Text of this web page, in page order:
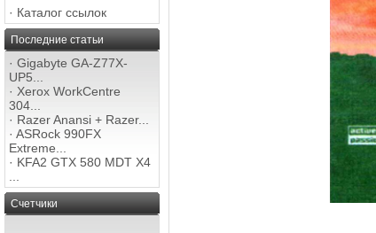
· Каталог ссылок
Последние статьи
· Gigabyte GA-Z77X-
UP5...
· Xerox WorkCentre
304...
· Razer Anansi + Razer...
· ASRock 990FX
Extreme...
· KFA2 GTX 580 MDT X4
Счетчики